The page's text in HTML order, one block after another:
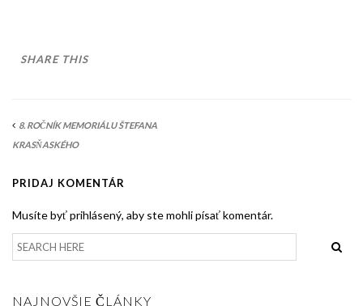
CHOVATEĽSKÉ STANICE
OČAKÁVANÉ VRHY NDS V ROKU 2026
PUDELPOINTER
ŠTANDARD
SHARE THIS
8. ROČNÍK MEMORIÁLU ŠTEFANA
KRASŇASKÉHO
PRIDAJ KOMENTÁR
Musíte byť prihlásený, aby ste mohli písať komentár.
NAJNOVŠIE ČLÁNKY